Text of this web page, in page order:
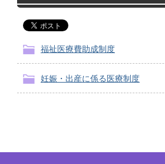
福祉医療費助成制度
妊娠・出産に係る医療制度